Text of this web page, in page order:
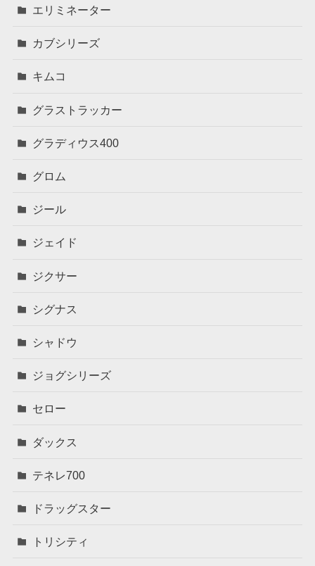
エリミネーター
カブシリーズ
キムコ
グラストラッカー
グラディウス400
グロム
ジール
ジェイド
ジクサー
シグナス
シャドウ
ジョグシリーズ
セロー
ダックス
テネレ700
ドラッグスター
トリシティ